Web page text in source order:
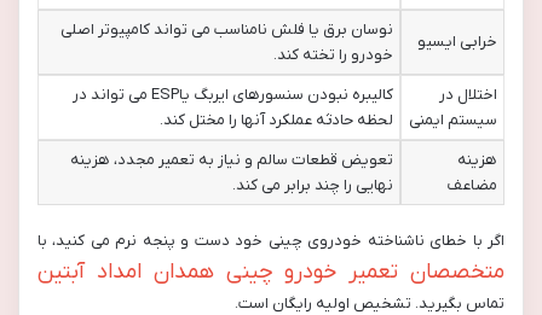
خرابی ایسیو
نوسان برق یا فلش نامناسب می تواند کامپیوتر اصلی
خودرو را تخته کند.
اختلال در
سیستم ایمنی
کالیبره نبودن سنسورهای ایربگ یاESP می تواند در
لحظه حادثه عملکرد آنها را مختل کند.
هزینه
مضاعف
تعویض قطعات سالم و نیاز به تعمیر مجدد، هزینه
نهایی را چند برابر می کند.
اگر با خطای ناشناخته خودروی چینی خود دست و پنجه نرم می کنید، با
متخصصان تعمیر خودرو چینی همدان امداد آبتین
تماس بگیرید. تشخیص اولیه رایگان است.